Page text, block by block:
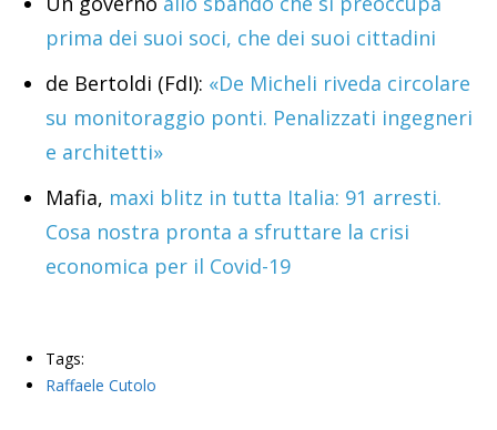
prima dei suoi soci, che dei suoi cittadini
de Bertoldi (FdI): «De Micheli riveda circolare
su monitoraggio ponti. Penalizzati ingegneri
e architetti»
Mafia, maxi blitz in tutta Italia: 91 arresti.
Cosa nostra pronta a sfruttare la crisi
economica per il Covid-19
Tags:
Raffaele Cutolo